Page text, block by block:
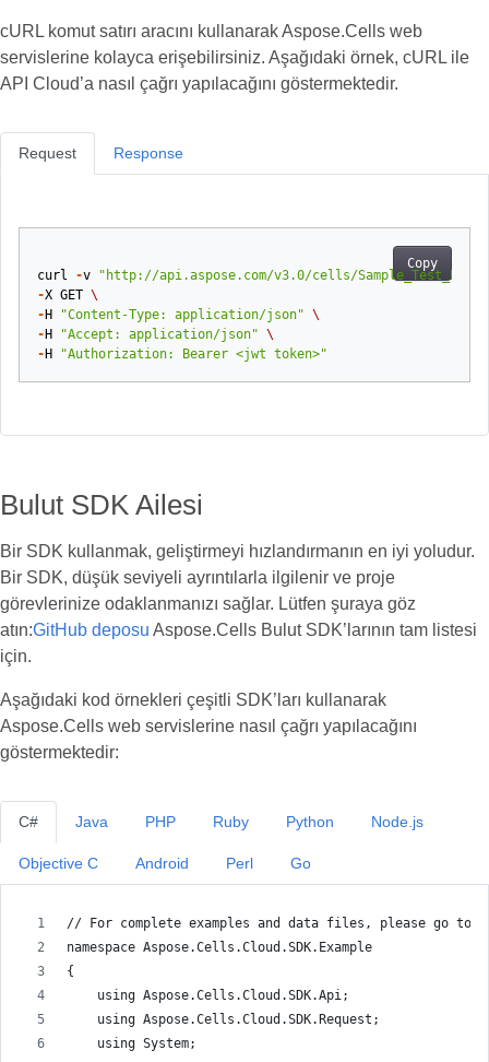
cURL komut satırı aracını kullanarak Aspose.Cells web
servislerine kolayca erişebilirsiniz. Aşağıdaki örnek, cURL ile
API Cloud’a nasıl çağrı yapılacağını göstermektedir.
Request
Copy
curl -v
"http://api.aspose.com/v3.0/cells/
-X GET \
- H "Content-Type: application/json" \
- H "Accept: application/json" \
- H "Authorization: Bearer <jwt token>"
Response
Bulut SDK Ailesi
Bir SDK kullanmak, geliştirmeyi hızlandırmanın en iyi yoludur.
Bir SDK, düşük seviyeli ayrıntılarla ilgilenir ve proje
görevlerinize odaklanmanızı sağlar. Lütfen şuraya göz
atın:GitHub deposu Aspose.Cells Bulut SDK’larının tam listesi
için.
Aşağıdaki kod örnekleri çeşitli SDK’ları kullanarak
Aspose.Cells web servislerine nasıl çağrı yapılacağını
göstermektedir:
C#
// For complete examples and data files, please go to
namespace Aspose.Cells.Cloud.SDK.Example
{
    using Aspose.Cells.Cloud.SDK.Api;
    using Aspose.Cells.Cloud.SDK.Request;
    using System;
Java PHP Ruby Python Node.js
Objective C Android Perl Go